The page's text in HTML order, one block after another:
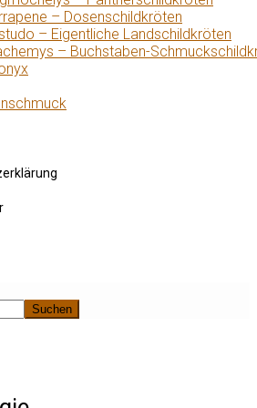
– Dosenschildkröten
– Eigentliche Landschildkröten
– Buchstaben-
Suchen